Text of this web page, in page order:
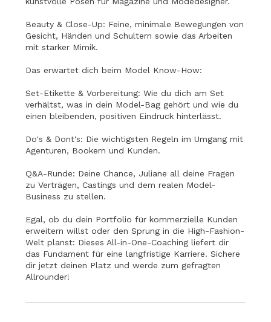
Beauty & Close-Up: Feine, minimale Bewegungen von
Gesicht, Händen und Schultern sowie das Arbeiten
mit starker Mimik.
Das erwartet dich beim Model Know-How:
Set-Etikette & Vorbereitung: Wie du dich am Set
verhältst, was in dein Model-Bag gehört und wie du
einen bleibenden, positiven Eindruck hinterlässt.
Do's & Dont's: Die wichtigsten Regeln im Umgang mit
Agenturen, Bookern und Kunden.
Q&A-Runde: Deine Chance, Juliane all deine Fragen
zu Verträgen, Castings und dem realen Model-
Business zu stellen.
Egal, ob du dein Portfolio für kommerzielle Kunden
erweitern willst oder den Sprung in die High-Fashion-
Welt planst: Dieses All-in-One-Coaching liefert dir
das Fundament für eine langfristige Karriere. Sichere
dir jetzt deinen Platz und werde zum gefragten
Allrounder!